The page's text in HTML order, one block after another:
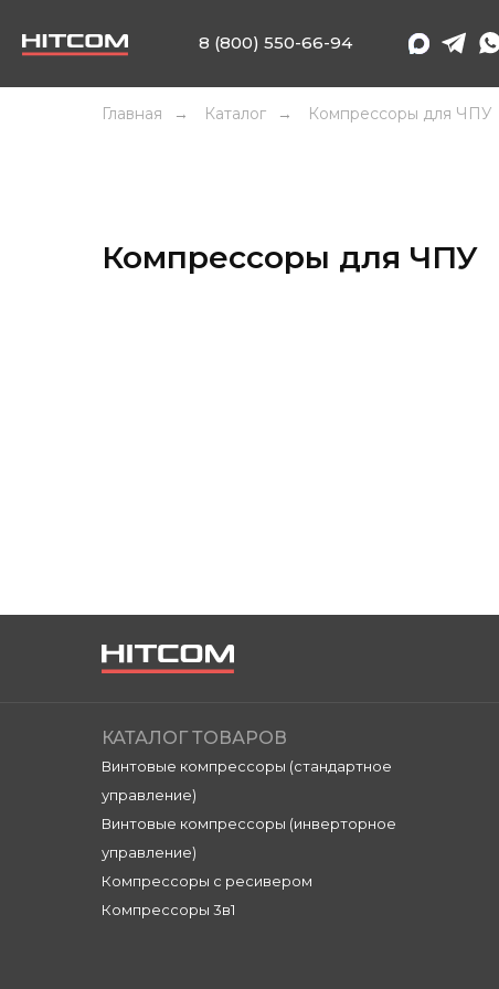
8 (800) 550-66-94
Главная → Каталог → Компрессоры для ЧПУ
Компрессоры для ЧПУ
КАТАЛОГ ТОВАРОВ
Винтовые компрессоры (стандартное
управление)
Винтовые компрессоры (инверторное
управление)
Компрессоры с ресивером
Компрессоры 3в1